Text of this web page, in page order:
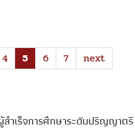
4 5 6 7 next
สำเร็จการศึกษาระดับปริญญาต